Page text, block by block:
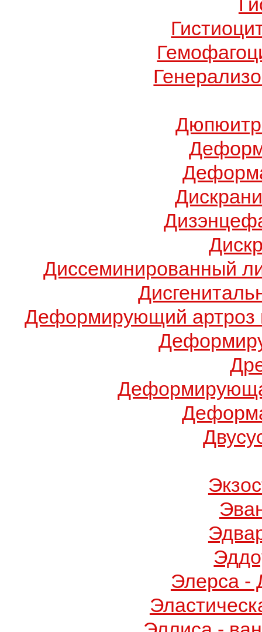
Диссеминированный
Деформирующий артроз
Элерса -